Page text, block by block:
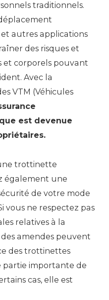
traditionnels.
autres applications
des risques et
et corporels pouvant
Avec la
VTM (Véhicules
est devenue
trottinette
également une
de votre mode
vous ne respectez pas
relatives à la
des amendes peuvent
des trottinettes
partie importante de
cas, elle est